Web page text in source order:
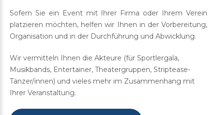
Sofern Sie ein Event mit Ihrer Firma oder Ihrem Verein
platzieren möchten, helfen wir Ihnen in der Vorbereitung,
Organisation und in der Durchführung und Abwicklung.
Wir vermitteln Ihnen die Akteure (für Sportlergala,
Musikbands, Entertainer, Theatergruppen, Striptease-
Tänzer/innen) und vieles mehr im Zusammenhang mit
Ihrer Veranstaltung.